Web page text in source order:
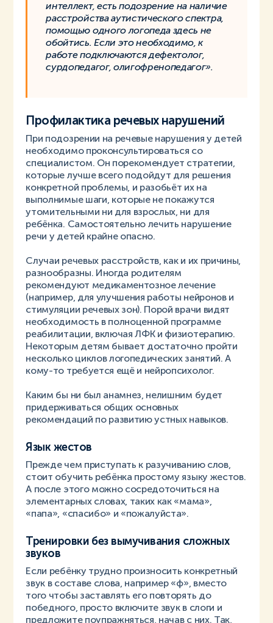
интеллект, есть подозрение на наличие
расстройства аутистического спектра,
помощью одного логопеда здесь не
обойтись. Если это необходимо, к
работе подключаются дефектолог,
сурдопедагог, олигофренопедагог».
Профилактика речевых нарушений
При подозрении на речевые нарушения у детей
необходимо проконсультироваться со
специалистом. Он порекомендует стратегии,
которые лучше всего подойдут для решения
конкретной проблемы, и разобьёт их на
выполнимые шаги, которые не покажутся
утомительными ни для взрослых, ни для
ребёнка. Самостоятельно лечить нарушение
речи у детей крайне опасно.
Случаи речевых расстройств, как и их причины,
разнообразны. Иногда родителям
рекомендуют медикаментозное лечение
(например, для улучшения работы нейронов и
стимуляции речевых зон). Порой врачи видят
необходимость в полноценной программе
реабилитации, включая ЛФК и физиотерапию.
Некоторым детям бывает достаточно пройти
несколько циклов логопедических занятий. А
кому-то требуется ещё и нейропсихолог.
Каким бы ни был анамнез, нелишним будет
придерживаться общих основных
рекомендаций по развитию устных навыков.
Язык жестов
Прежде чем приступать к разучиванию слов,
стоит обучить ребёнка простому языку жестов.
А после этого можно сосредоточиться на
элементарных словах, таких как «мама»,
«папа», «спасибо» и «пожалуйста».
Тренировки без вымучивания сложных
звуков
Если ребёнку трудно произносить конкретный
звук в составе слова, например «ф», вместо
того чтобы заставлять его повторять до
победного, просто включите звук в слоги и
предложите поупражняться, начав с них. Так,